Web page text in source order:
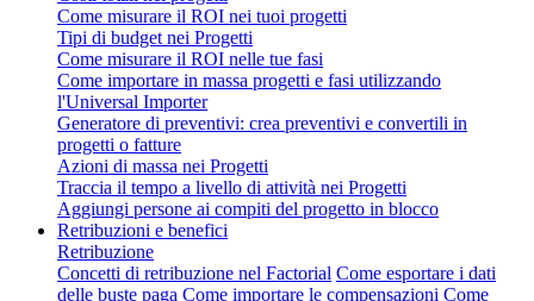
Come misurare il ROI nei tuoi progetti
Tipi di budget nei Progetti
Come misurare il ROI nelle tue fasi
Come importare in massa progetti e fasi utilizzando
l'Universal Importer
Generatore di preventivi: crea preventivi e convertili in
progetti o fatture
Azioni di massa nei Progetti
Traccia il tempo a livello di attività nei Progetti
Aggiungi persone ai compiti del progetto in blocco
Retribuzioni e benefici
Retribuzione
Concetti di retribuzione nel Factorial Come esportare i dati
delle buste paga Come importare le compensazioni Come